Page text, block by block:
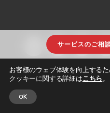
サービスのご相
お客様のウェブ体験を向上する
クッキーに関する詳細はこちら。
OK